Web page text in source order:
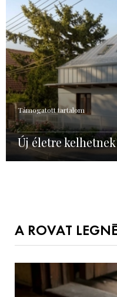
Támogatott tartalom
Új életre
A ROVAT